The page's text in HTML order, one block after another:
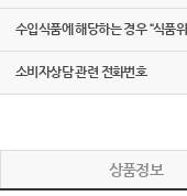
수입식품에 해당하는 경우 “식품
소비자상담 관련 전화번호
상품정보